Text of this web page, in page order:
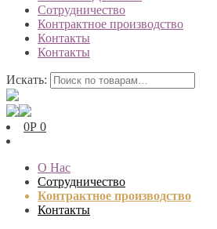
Сотрудничество
Контрактное производство
Контакты
Контакты
Искать:
0Р 0
О Нас
Сотрудничество
Контрактное производство
Контакты